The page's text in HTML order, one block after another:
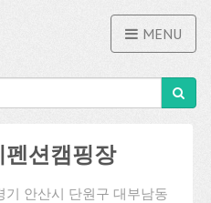
MENU
션캠핑장
안산시 단원구 대부남동